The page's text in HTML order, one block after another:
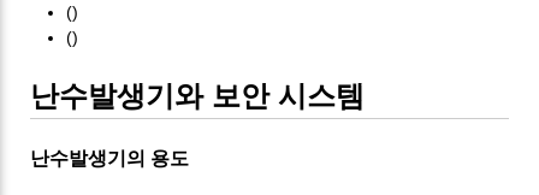
()
()
난수발생기와 보안 시스템
난수발생기의 용도